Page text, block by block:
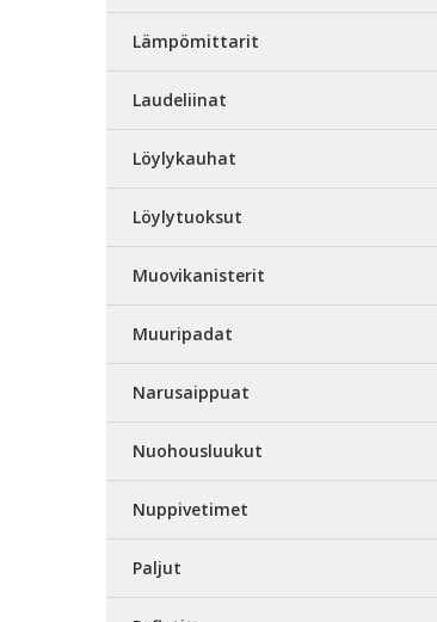
Lämpömittarit
Laudeliinat
Löylykauhat
Löylytuoksut
Muovikanisterit
Muuripadat
Narusaippuat
Nuohousluukut
Nuppivetimet
Paljut